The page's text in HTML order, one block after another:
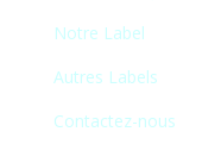
Notre Label
Autres Labels
Contactez-nous